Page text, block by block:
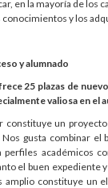
en la mayoría de los
y los
y alumnado
25 plazas de
valiosa en el
constituye un
gusta combinar el
perfiles académicos
el buen expediente
amplio constituye un